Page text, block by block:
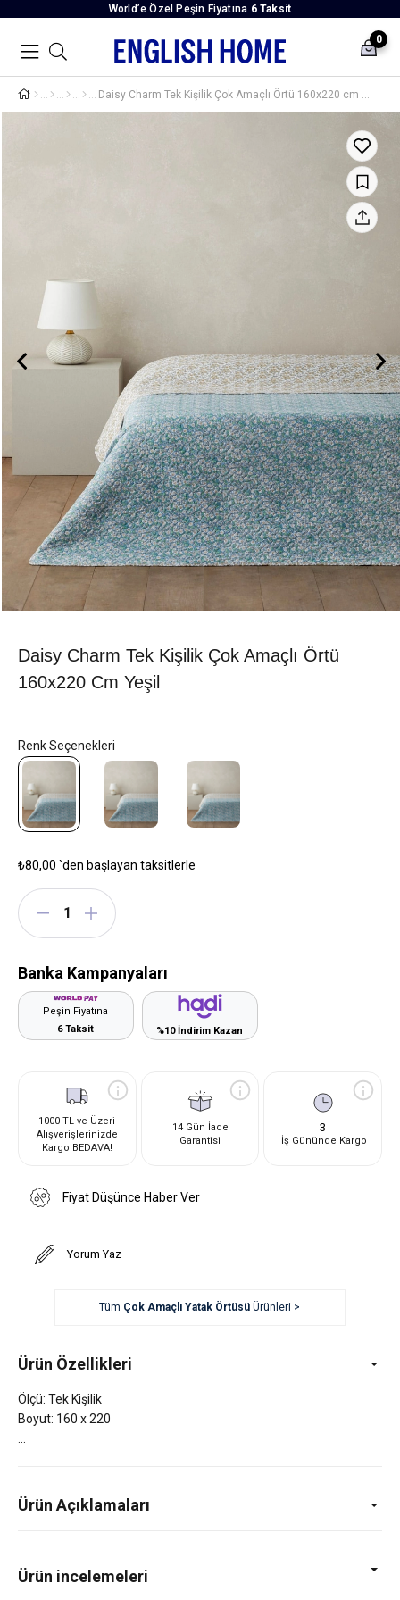
World’e Özel Peşin Fiyatına 6 Taksit
0
Daisy Charm Tek Kişilik Çok Amaçlı Örtü 160x220 cm Yeşil
Daisy Charm Tek Kişilik Çok Amaçlı Örtü
160x220 Cm Yeşil
₺80,00 `den başlayan taksitlerle
Banka Kampanyaları
Peşin Fiyatına
6 Taksit
%10 İndirim Kazan
1000 TL ve Üzeri
Alışverişlerinizde
Kargo BEDAVA!
14 Gün İade
Garantisi
3
İş Gününde Kargo
Fiyat Düşünce Haber Ver
Yorum Yaz
Tüm Çok Amaçlı Yatak Örtüsü Ürünleri >
Ürün Özellikleri
Ölçü: Tek Kişilik
Boyut: 160 x 220
Ürün Açıklamaları